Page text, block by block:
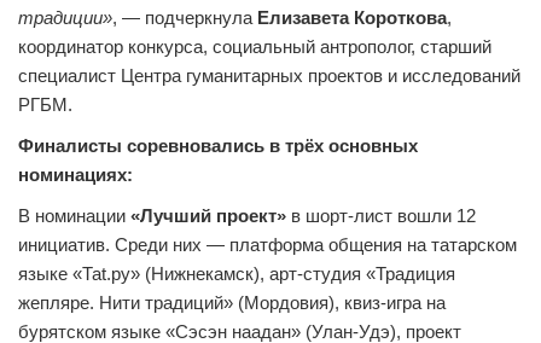
традиции», — подчеркнула Елизавета Короткова,
координатор конкурса, социальный антрополог, старший
специалист Центра гуманитарных проектов и исследований
РГБМ.
Финалисты соревновались в трёх основных
номинациях:
В номинации «Лучший проект» в шорт-лист вошли 12
инициатив. Среди них — платформа общения на татарском
языке «Таt.ру» (Нижнекамск), арт-студия «Традиция
жепляре. Нити традиций» (Мордовия), квиз-игра на
бурятском языке «Сэсэн наадан» (Улан-Удэ), проект